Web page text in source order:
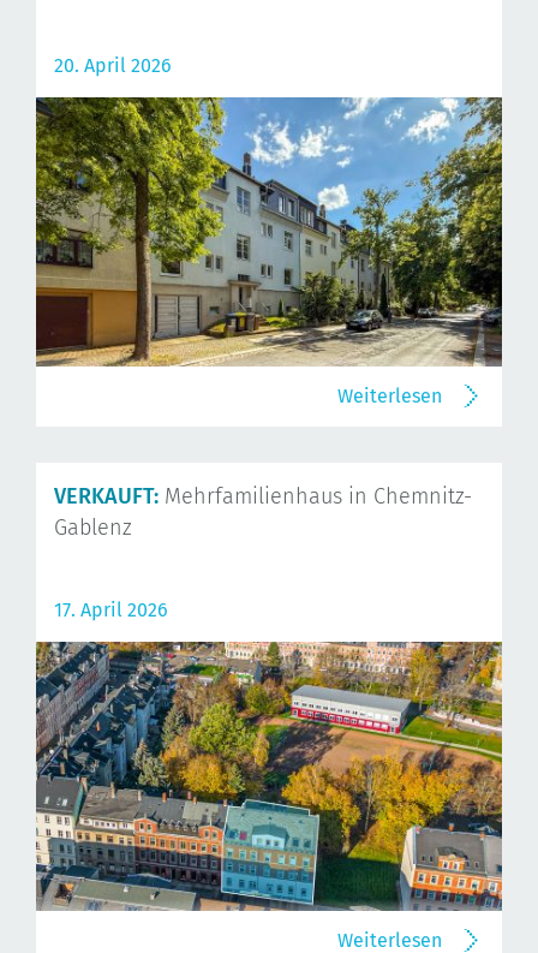
20. April 2026
Weiterlesen
VERKAUFT: Mehrfamilienhaus in Chemnitz-
Gablenz
17. April 2026
Weiterlesen